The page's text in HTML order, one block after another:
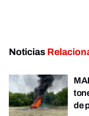
Noticias
de